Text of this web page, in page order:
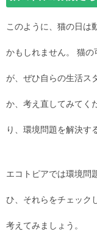
このように、猫の日は
かもしれません。 猫
が、ぜひ自らの生活ス
か、考え直してみてく
り、環境問題を解決す
エコトピアでは環境問
ひ、それらをチェック
考えてみましょう。